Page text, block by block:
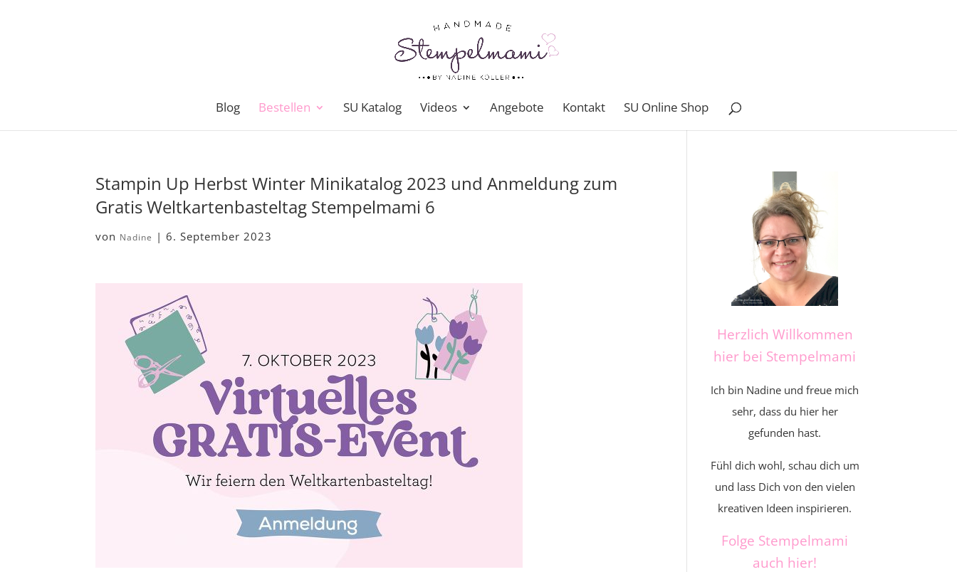
Blog Bestellen SU Katalog Videos Angebote Kontakt SU Online Shop
Stampin Up Herbst Winter Minikatalog 2023 und Anmeldung zum
Gratis Weltkartenbasteltag Stempelmami 6
von Nadine |6. September 2023
Herzlich Willkommen
hier bei Stempelmami
Ich bin Nadine und freue mich
sehr, dass du hier her
gefunden hast.
Fühl dich wohl, schau dich um
und lass Dich von den vielen
kreativen Ideen inspirieren.
Folge Stempelmami
auch hier!